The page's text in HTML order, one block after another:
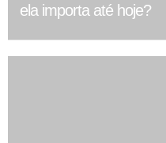
ela importa até hoje?